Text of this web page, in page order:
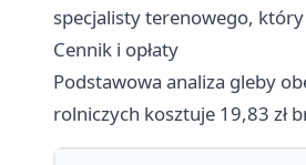
specjalisty terenowego,
Cennik i opłaty
Podstawowa analiza gleby
rolniczych kosztuje 19,83 zł